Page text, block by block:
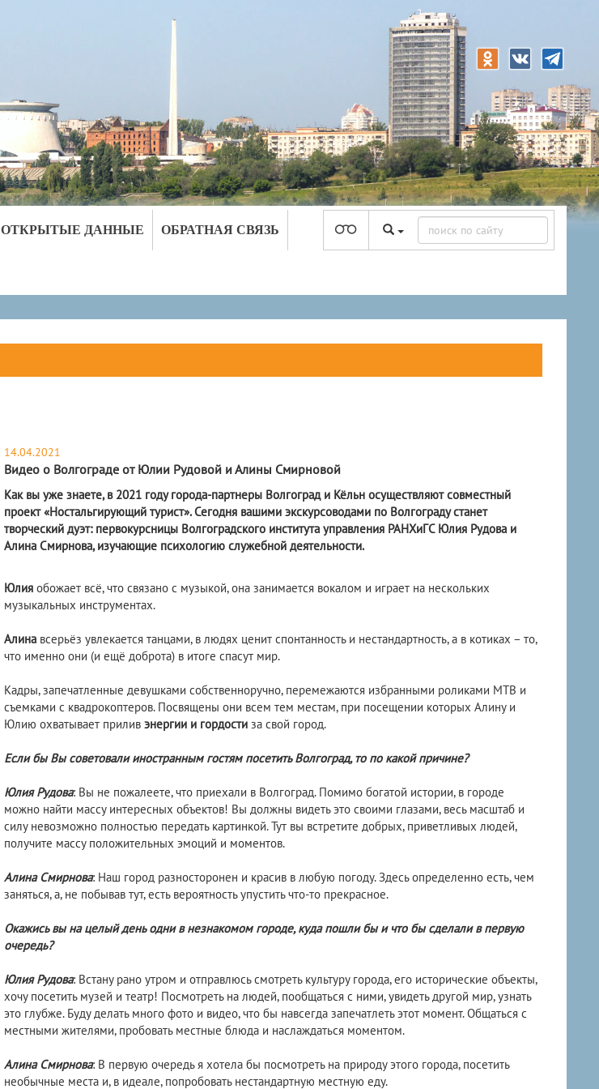
ОТКРЫТЫЕ ДАННЫЕ ОБРАТНАЯ СВЯЗЬ
14.04.2021
Видео о Волгограде от Юлии Рудовой и Алины Смирновой
Как вы уже знаете, в 2021 году города-партнеры Волгоград и Кёльн осуществляют совместный
проект «Ностальгирующий турист». Сегодня вашими экскурсоводами по Волгограду станет
творческий дуэт: первокурсницы Волгоградского института управления РАНХиГС Юлия Рудова и
Алина Смирнова, изучающие психологию служебной деятельности.
Юлияобожает всё, что связано с музыкой, она занимается вокалом и играет на нескольких
музыкальных инструментах.
Алинавсерьёз увлекается танцами, в людях ценит спонтанность и нестандартность, а в котиках – то,
что именно они (и ещё доброта) в итоге спасут мир.
Кадры, запечатленные девушками собственноручно, перемежаются избранными роликами МТВ и
съемками с квадрокоптеров. Посвящены они всем тем местам, при посещении которых Алину и
Юлию охватывает прилив энергии и гордостиза свой город.
Если бы Вы советовали иностранным гостям посетить Волгоград, то по какой причине?
Юлия Рудова: Вы не пожалеете, что приехали в Волгоград. Помимо богатой истории, в городе
можно найти массу интересных объектов! Вы должны видеть это своими глазами, весь масштаб и
силу невозможно полностью передать картинкой. Тут вы встретите добрых, приветливых людей,
получите массу положительных эмоций и моментов.
Алина Смирнова: Наш город разносторонен и красив в любую погоду. Здесь определенно есть, чем
заняться, а, не побывав тут, есть вероятность упустить что-то прекрасное.
Окажись вы на целый день одни в незнакомом городе, куда пошли бы и что бы сделали в первую
очередь?
Юлия Рудова: Встану рано утром и отправлюсь смотреть культуру города, его исторические объекты,
хочу посетить музей и театр! Посмотреть на людей, пообщаться с ними, увидеть другой мир, узнать
это глубже. Буду делать много фото и видео, что бы навсегда запечатлеть этот момент. Общаться с
местными жителями, пробовать местные блюда и наслаждаться моментом.
Алина Смирнова: В первую очередь я хотела бы посмотреть на природу этого города, посетить
необычные места и, в идеале, попробовать нестандартную местную еду.